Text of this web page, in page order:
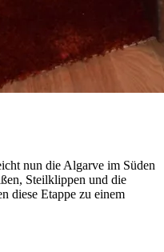
nun die Algarve im Süden
Steilklippen und die
diese Etappe zu einem